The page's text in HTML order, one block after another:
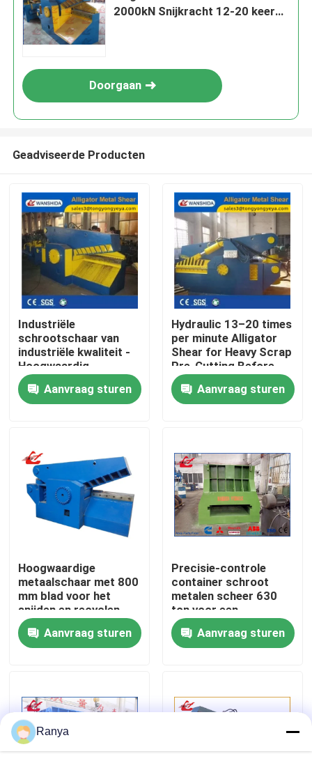
Huis
Producten
fabriekstour
Kwaliteitscontrole
Neem contact met ons op
Nieuws
Vraag een offerte
Industriële Persmachine
2000kN Snijkracht 12-20 keer
Doorgaan
Geadviseerde Producten
Industriële
schrootschaar van
industriële kwaliteit -
Hoogwaardig
gereedschap voor
schrootverwerking
Aanvraag sturen
Hydraulic 13–20 times
per minute Alligator
Shear for Heavy Scrap
Pre-Cutting Before
Baling and Furnace
FeedingAanvraag sturen
Hoogwaardige
metaalschaar met 800
mm blad voor het
snijden en recyclen
van schroot
Aanvraag sturen
Precisie-controle
container schroot
metalen scheer 630
ton voor een
consistente output en
downstream
efficiëntie
Aanvraag sturen
Ranya